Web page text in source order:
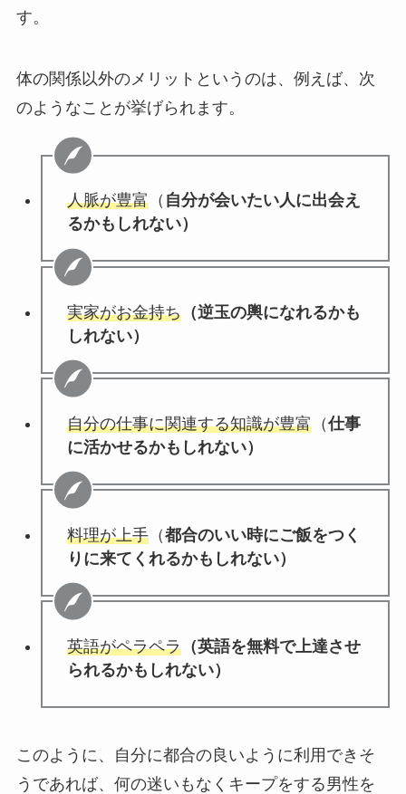
す。
体の関係以外のメリットというのは、例えば、次
のようなことが挙げられます。
人脈が豊富（ 自分が会いたい人に出会え
るかもしれない）
実家がお金持ち（逆玉の輿になれるかも
しれない）
自分の仕事に関連する知識が豊富（仕事
に活かせるかもしれない）
料理が上手（都合のいい時にご飯をつく
りに来てくれるかもしれない）
英語がペラペラ（英語を無料で上達させ
られるかもしれない）
このように、自分に都合の良いように利用できそ
うであれば、何の迷いもなくキープをする男性を